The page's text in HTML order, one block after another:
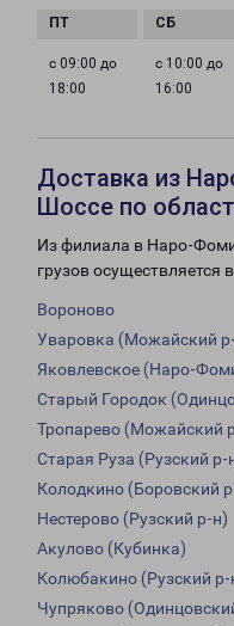
с 09:00 до
18:00
с 10:00 до
16:00
Доставка из
Шоссе по
Из филиала в Наро-
грузов осуществляется
Вороново
Уваровка (Можайский
Яковлевское (Наро-
Старый Городок
Тропарево (Можайский
Старая Руза (Рузский р-
Колодкино (Боровский
Нестерово (Рузский р-н)
Акулово (Кубинка)
Колюбакино (Рузский р-
Чупряково